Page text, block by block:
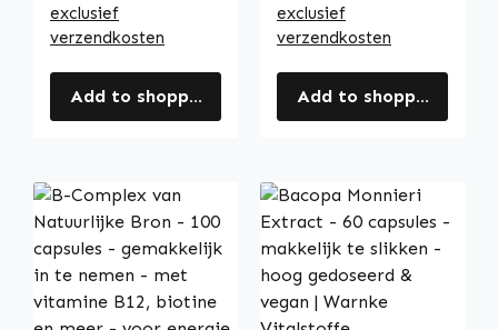
exclusief
verzendkosten
Add to shopping cart
exclusief
verzendkosten
Add to shopping cart